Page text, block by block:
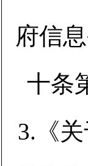
府信
十条
3.《